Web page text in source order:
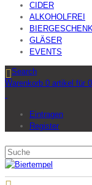
CIDER
ALKOHOLFREI
GLÄSER
EVENTS
Search
Warenkorb 0 artikel für
Eintragen
Register